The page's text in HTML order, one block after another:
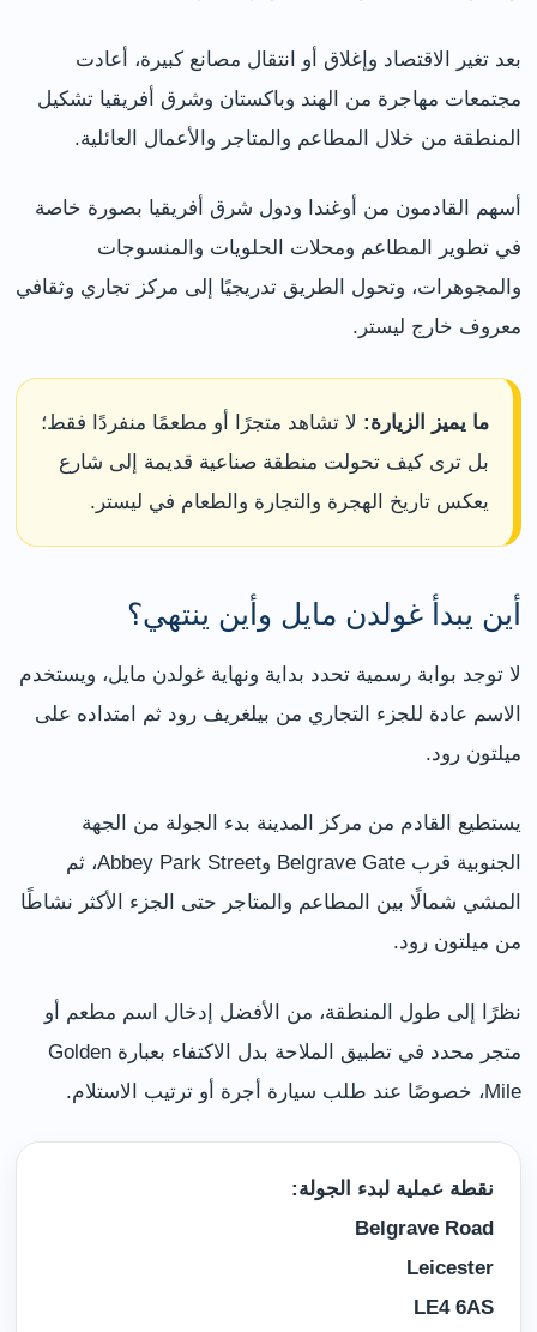
بعد تغير الاقتصاد وإغلاق أو انتقال مصانع كبيرة، أعادت
مجتمعات مهاجرة من الهند وباكستان وشرق أفريقيا تشكيل
المنطقة من خلال المطاعم والمتاجر والأعمال العائلية.
أسهم القادمون من أوغندا ودول شرق أفريقيا بصورة خاصة
في تطوير المطاعم ومحلات الحلويات والمنسوجات
والمجوهرات، وتحول الطريق تدريجيًا إلى مركز تجاري وثقافي
معروف خارج ليستر.
ما يميز الزيارة: لا تشاهد متجرًا أو مطعمًا منفردًا فقط؛
بل ترى كيف تحولت منطقة صناعية قديمة إلى شارع
يعكس تاريخ الهجرة والتجارة والطعام في ليستر.
أين يبدأ غولدن مايل وأين ينتهي؟
لا توجد بوابة رسمية تحدد بداية ونهاية غولدن مايل، ويستخدم
الاسم عادة للجزء التجاري من بيلغريف رود ثم امتداده على
ميلتون رود.
يستطيع القادم من مركز المدينة بدء الجولة من الجهة
الجنوبية قرب Belgrave Gate وAbbey Park Street، ثم
المشي شمالًا بين المطاعم والمتاجر حتى الجزء الأكثر نشاطًا
من ميلتون رود.
نظرًا إلى طول المنطقة، من الأفضل إدخال اسم مطعم أو
متجر محدد في تطبيق الملاحة بدل الاكتفاء بعبارة Golden
Mile، خصوصًا عند طلب سيارة أجرة أو ترتيب الاستلام.
نقطة عملية لبدء الجولة:
Belgrave Road
Leicester
LE4 6AS